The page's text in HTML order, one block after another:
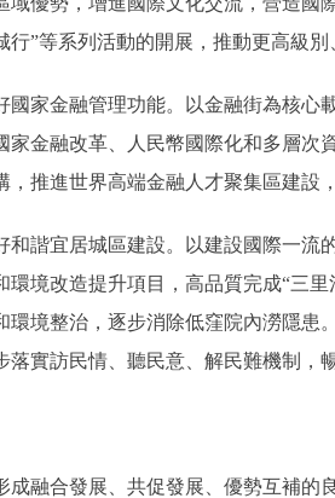
行”等系列活動的開展，推動更高級
金融管理功能。以金融街為核心載
家金融改革、人民幣國際化和多層次
，推進世界高端金融人才聚集區建設
宜居城區建設。以建設國際一流的
環境改造提升項目，高品質完成“三
環境整治，逐步消除低窪院內澇隱
落實訪民情、聽民意、解民難機制，
合發展、共促發展、優勢互補的良